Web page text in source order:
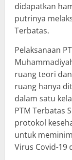
didapatkan
putrinya
Terbatas.
Pelaksanaan
ruang teori
ruang hanya
dalam satu
PTM Terbatas
protokol
untuk
Virus Covid-19